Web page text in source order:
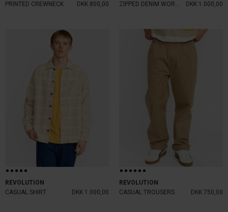
PRINTED CREWNECK
DKK 800,00
ZIPPED DENIM WORKER SHIRT
DKK 1.000,00
REVOLUTION
CASUAL SHIRT
DKK 1.000,00
REVOLUTION
CASUAL TROUSERS
DKK 750,00